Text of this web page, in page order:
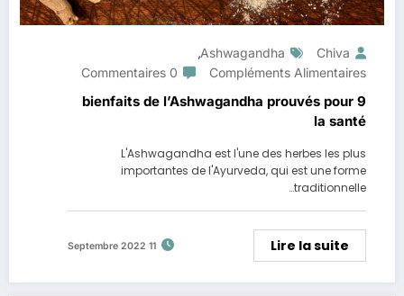
Chiva
Ashwagandha
,
Compléments Alimentaires
0 Commentaires
9 bienfaits de l’Ashwagandha prouvés pour
la santé
L'Ashwagandha est l'une des herbes les plus
importantes de l'Ayurveda, qui est une forme
traditionnelle…
Lire la suite
11 Septembre 2022